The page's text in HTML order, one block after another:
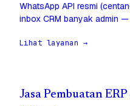
WhatsApp API resmi
inbox CRM banyak admin
Lihat layanan →
Jasa Pembuatan